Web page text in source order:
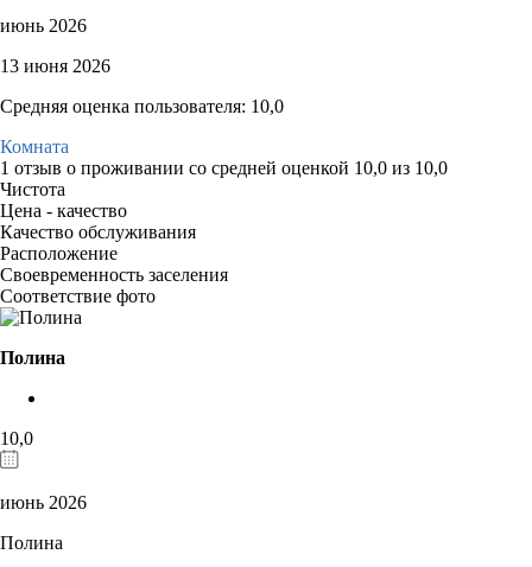
июнь 2026
13 июня 2026
Средняя оценка пользователя: 10,0
Комната
1 отзыв о проживании со средней оценкой 10,0 из 10,0
Чистота
Цена - качество
Качество обслуживания
Расположение
Своевременность заселения
Соответствие фото
Полина
10,0
июнь 2026
Полина